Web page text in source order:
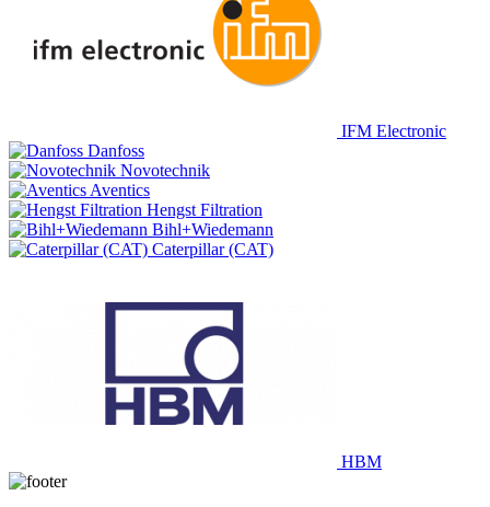
IFM Electronic
Danfoss
Novotechnik
Aventics
Hengst Filtration
Bihl+Wiedemann
Caterpillar (CAT)
HBM